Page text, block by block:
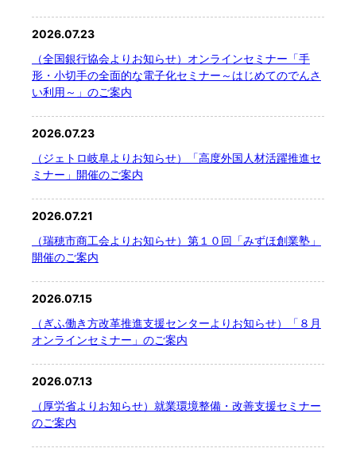
2026.07.23
（全国銀行協会よりお知らせ）オンラインセミナー「手
形・小切手の全面的な電子化セミナー～はじめてのでんさ
い利用～」のご案内
2026.07.23
（ジェトロ岐阜よりお知らせ）「高度外国人材活躍推進セ
ミナー」開催のご案内
2026.07.21
（瑞穂市商工会よりお知らせ）第１０回「みずほ創業塾」
開催のご案内
2026.07.15
（ぎふ働き方改革推進支援センターよりお知らせ）「８月
オンラインセミナー」のご案内
2026.07.13
（厚労省よりお知らせ）就業環境整備・改善支援セミナー
のご案内